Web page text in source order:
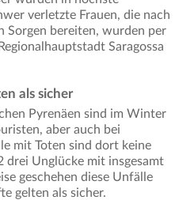
verletzte Frauen, die nach
Sorgen bereiten, wurden per
Saragossa
als sicher
Pyrenäen sind im Winter
aber auch bei
mit Toten sind dort keine
drei Unglücke mit insgesamt
geschehen diese Unfälle
gelten als sicher.